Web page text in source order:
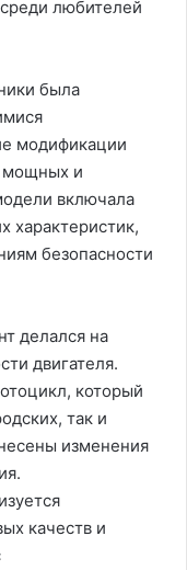
любителей
была
модификации
мощных и
включала
характеристик,
безопасности
делался на
двигателя.
который
так и
изменения
качеств и